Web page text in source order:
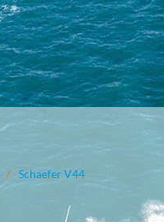
/ Schaefer V44